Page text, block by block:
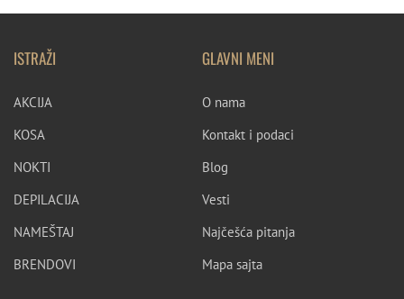
ISTRAŽI
AKCIJA
KOSA
NOKTI
DEPILACIJA
NAMEŠTAJ
BRENDOVI
GLAVNI MENI
O nama
Kontakt i podaci
Blog
Vesti
Najčešća pitanja
Mapa sajta